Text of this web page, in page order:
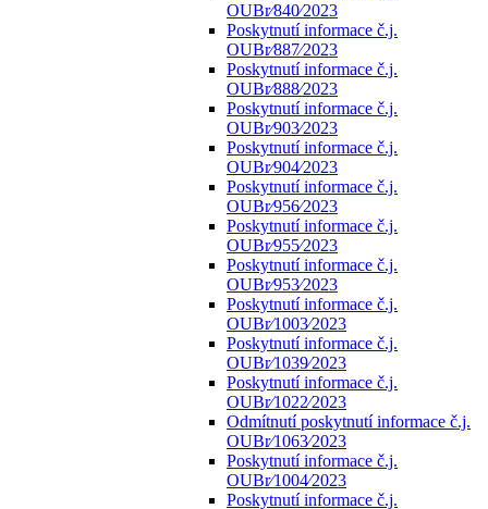
OUBr⁄840⁄2023
Poskytnutí informace č.j.
OUBr⁄887⁄2023
Poskytnutí informace č.j.
OUBr⁄888⁄2023
Poskytnutí informace č.j.
OUBr⁄903⁄2023
Poskytnutí informace č.j.
OUBr⁄904⁄2023
Poskytnutí informace č.j.
OUBr⁄956⁄2023
Poskytnutí informace č.j.
OUBr⁄955⁄2023
Poskytnutí informace č.j.
OUBr⁄953⁄2023
Poskytnutí informace č.j.
OUBr⁄1003⁄2023
Poskytnutí informace č.j.
OUBr⁄1039⁄2023
Poskytnutí informace č.j.
OUBr⁄1022⁄2023
Odmítnutí poskytnutí informace č.j.
OUBr⁄1063⁄2023
Poskytnutí informace č.j.
OUBr⁄1004⁄2023
Poskytnutí informace č.j.